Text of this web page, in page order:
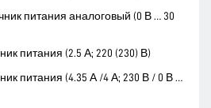
питания аналоговый (0 В … 30
питания (2.5 А; 220 (230) В)
питания (4.35 А /4 А; 230 В / 0 В …